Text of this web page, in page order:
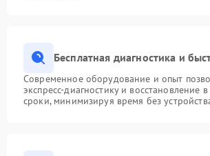
Бесплатная диагностика и
Современное оборудование и опыт
экспресс-диагностику и восстановление
сроки, минимизируя время без